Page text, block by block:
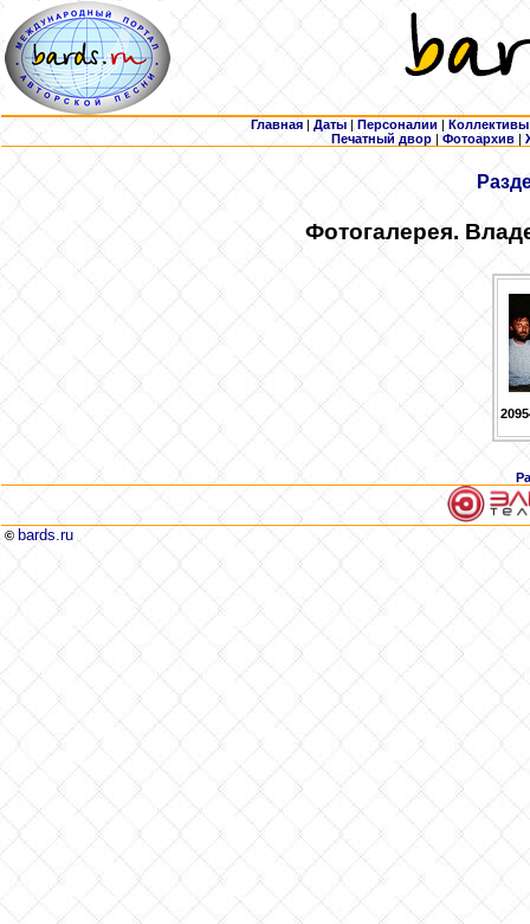
Главная | Даты | Персоналии | Коллективы
Печатный двор |Фотоархив |
Фотогалерея.
© bards.ru